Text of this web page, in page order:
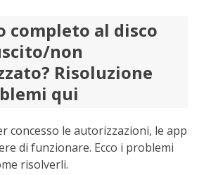
completo al disco
non
Risoluzione
qui
concesso le autorizzazioni, le app
di funzionare. Ecco i problemi
risolverli.